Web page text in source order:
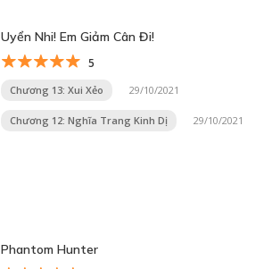
Uyển Nhi! Em Giảm Cân Đi!
5
Chương 13: Xui Xẻo 29/10/2021
Chương 12: Nghĩa Trang Kinh Dị 29/10/2021
Phantom Hunter